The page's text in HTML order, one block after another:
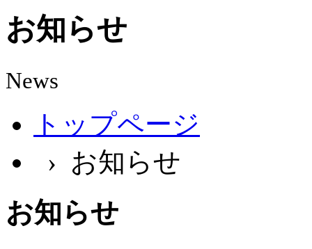
お知らせ
News
トップページ
› お知らせ
お知らせ